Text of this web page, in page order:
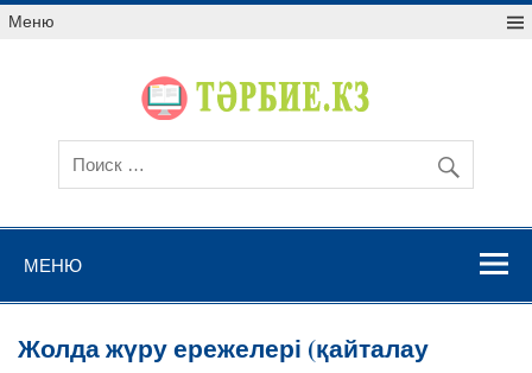
Меню
МЕНЮ
Жолда жүру ережелері (қайталау